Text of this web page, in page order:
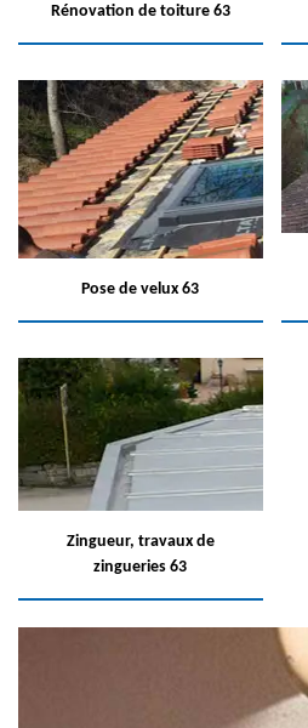
Rénovation de toiture 63
Pose de velux 63
Zingueur, travaux de
zingueries 63